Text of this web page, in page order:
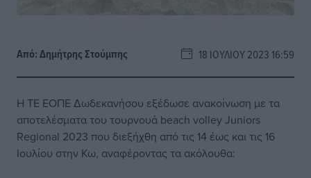
Από:Δημήτρης Στούμπης 18 ΙΟΥΛΊΟΥ 2023 16:59
Η ΤΕ ΕΟΠΕ Δωδεκανήσου εξέδωσε ανακοίνωση με τα
αποτελέσματα του τουρνουά beach volley Juniors
Regional 2023 που διεξήχθη από τις 14 έως και τις 16
Ιουλίου στην Κω, αναφέροντας τα ακόλουθα: